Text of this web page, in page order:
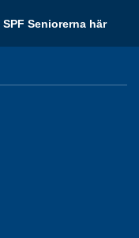
SPF Seniorerna här